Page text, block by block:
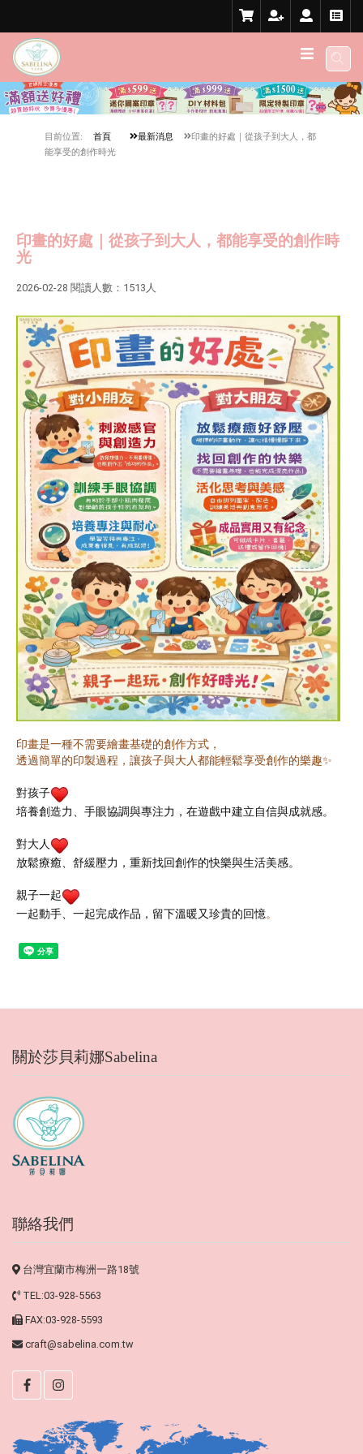
目前位置: 首頁 最新消息
印畫的好處｜從孩子到大人，都
能享受的創作時光
印畫的好處｜從孩子到大人，都能享受的創作時
光
2026-02-28 閱讀人數：1513人
印畫是一種不需要繪畫基礎的創作方式，
透過簡單的印製過程，讓孩子與大人都能輕鬆享受創作的樂趣✨
對孩子
培養創造力、手眼協調與專注力，在遊戲中建立自信與成就感。
對大人
放鬆療癒、舒緩壓力，重新找回創作的快樂與生活美感。
親子一起
一起動手、一起完成作品，留下溫暖又珍貴的回憶。
關於莎貝莉娜Sabelina
聯絡我們
台灣宜蘭市梅洲一路18號
TEL:03-928-5563
FAX:03-928-5593
craft@sabelina.com.tw